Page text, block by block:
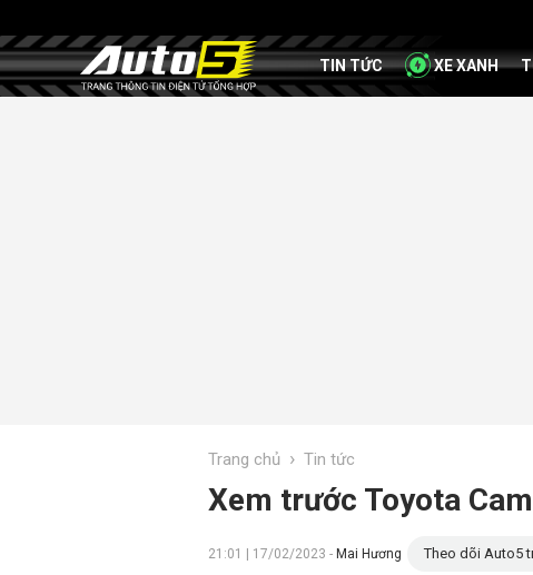
TIN TỨC XE XANH
Trang chủ › Tin tức
Xem trước Toyota
21:01 | 17/02/2023 - Mai Hương Theo dõi Auto5